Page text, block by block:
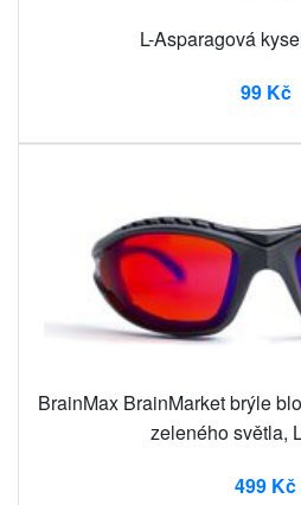
L-Asparagová
99 Kč
BrainMax BrainMarket brýle
zeleného světla,
499 Kč